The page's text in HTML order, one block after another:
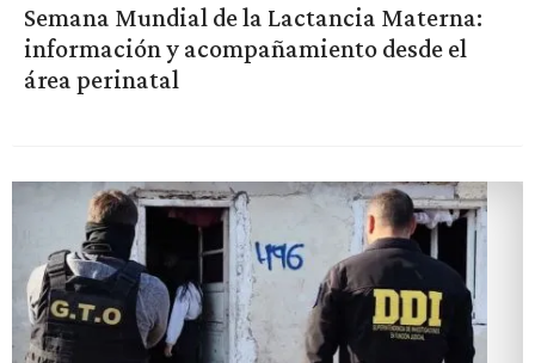
Semana Mundial de la Lactancia Materna:
información y acompañamiento desde el
área perinatal